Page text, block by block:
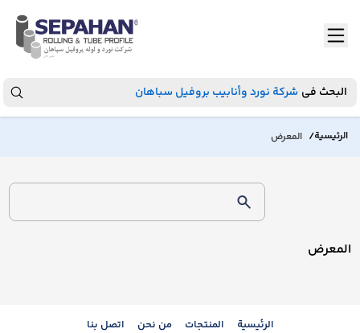
البحث في شركة نورد وأنابيب بروفيل سباهان
الرئيسية/ المعرض
المعرض
الرئيسية المنتجات من نحن اتصل بنا